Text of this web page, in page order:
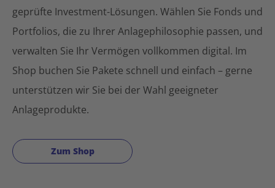
geprüfte Investment-Lösungen. Wählen Sie Fonds und
Portfolios, die zu Ihrer Anlagephilosophie passen, und
verwalten Sie Ihr Vermögen vollkommen digital. Im
Shop buchen Sie Pakete schnell und einfach – gerne
unterstützen wir Sie bei der Wahl geeigneter
Anlageprodukte.
Zum Shop